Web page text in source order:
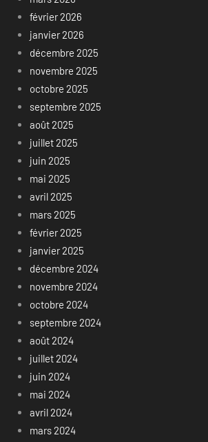
février 2026
janvier 2026
décembre 2025
novembre 2025
octobre 2025
septembre 2025
août 2025
juillet 2025
juin 2025
mai 2025
avril 2025
mars 2025
février 2025
janvier 2025
décembre 2024
novembre 2024
octobre 2024
septembre 2024
août 2024
juillet 2024
juin 2024
mai 2024
avril 2024
mars 2024